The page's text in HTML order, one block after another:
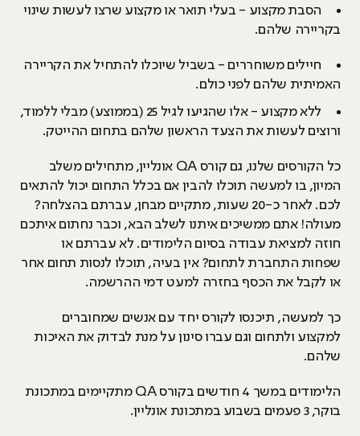
הסבת מקצוע - בעלי תואר או מקצוע שרצו לעשות שינוי
בקריירה שלהם.
חיילים משוחררים - בשביל שיוכלו להתחיל את הקריירה
האמיתית שלהם לפני כולם.
ללא מקצוע - אלו שהגיעו לגיל 25 (בממוצע) מבלי ללמוד,
ורוצים לעשות את הצעד הראשון שלהם בתחום ההייטק.
כל הקורסים שלנו, גם קורס QA אונליין, מתחילים משלב
המיון, בו למעשה תוכלו להבין אם בכלל התחום יכול להתאים
לכם. לאחר כ-20 שעות, מתקיים מבחן, עברתם בהצלחה?
מעולה! אתם ממשיכים איתנו לשלב הבא, וכבר נחתום איתכם
חוזה למציאת עבודה בסיום הלימודים. לא עברתם או
שפחות התחברת לתחום? אין בעיה, תוכלו לנסות תחום אחר
או לקבל את הכסף בחזרה למעט דמי ההרשמה.
כך למעשה, תיכנסו לקורס יחד עם אנשים שמחוברים
למקצוע ולתחום וגם עברו סינון על מנת לבדוק את האיכות
שלהם.
הלימודים במשך 4 חודשים בקורס QA מתקיימים במתכונת
בוקר, 3 פעמים בשבוע במתכונת אונליין.